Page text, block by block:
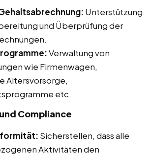
Unterstützung
und Überprüfung der
Verwaltung von
wie Firmenwagen,
Altersvorsorge,
etc.
Compliance
Sicherstellen, dass alle
Aktivitäten den